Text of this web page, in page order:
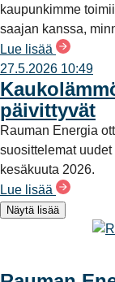
kaupunkimme
saajan kanssa,
Lue lisää
27.5.2026 10:49
päivittyvät
Rauman Energia
suosittelemat
kesäkuuta 2026.
Lue lisää
Näytä lisää